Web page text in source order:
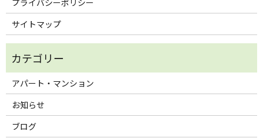
プライバシーポリシー
サイトマップ
アパート・マンション
お知らせ
ブログ